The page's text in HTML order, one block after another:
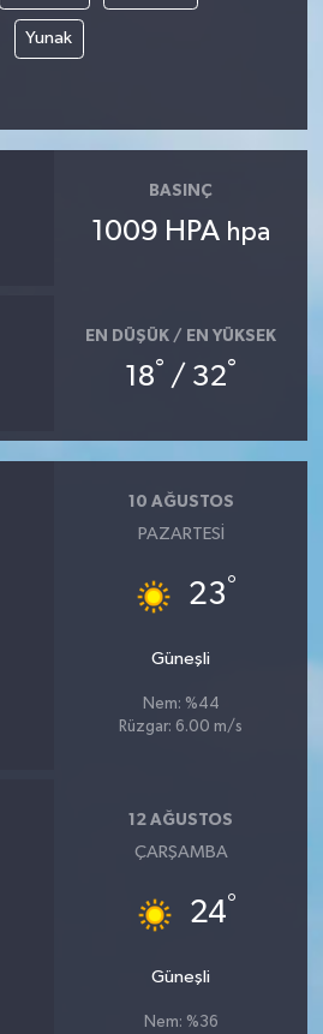
Yunak
BASINÇ
1009 HPA hpa
EN DÜŞÜK / EN YÜKSEK
18° / 32°
10 AĞUSTOS
PAZARTESI
23°
Güneşli
Nem: %44
Rüzgar: 6.00 m/s
12 AĞUSTOS
ÇARŞAMBA
24°
Güneşli
Nem: %36